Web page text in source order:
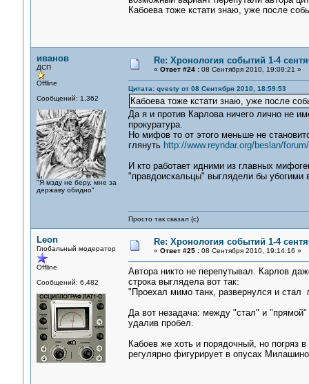
Кабоева тоже кстати знаю, уже после
иванов
ДСП
Offline
Сообщений: 1,362
"Я мзду не беру, мне за
державу обидно"
Re: Хронология событий 1-4
« Ответ #24 :08 Сентября 2010, 19:09:21 »
Цитата: qvesty от 08 Сентября 2010, 18:59:53
Кабоева тоже кстати знаю, уже после
Да я и против Карлова ничего лично не
прокуратура.
Но мифов то от этого меньше не
глянуть http://www.reyndar.org/beslan/
И кто работает идними из главных
"правдоискальцы" выглядели бы убогими
Просто так сказал (с)
Leon
Глобальный модератор
Offline
Сообщений: 6,482
Re: Хронология событий 1-4
« Ответ #25 :08 Сентября 2010, 19:14:16 »
Автора никто не перепутывал. Карлов
строка выглядела вот так:
"Проехал мимо танк, развернулся и стал
Да вот незадача: между "стал" и
удалив пробел.
Кабоев же хоть и порядочный, но погряз
регулярно фигурирует в опусах